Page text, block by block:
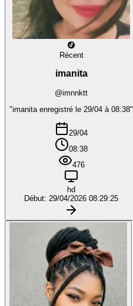
Récent
imanita
@imnnktt
"imanita enregistré le 29/04 à 08:38"
29/04
08:38
476
hd
Début: 29/04/2026 08:29:25